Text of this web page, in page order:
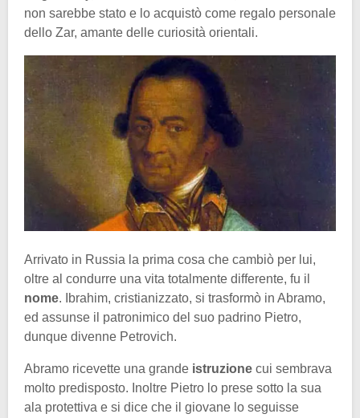
non sarebbe stato e lo acquistò come regalo personale
dello Zar, amante delle curiosità orientali.
Arrivato in Russia la prima cosa che cambiò per lui,
oltre al condurre una vita totalmente differente, fu il
nome. Ibrahim, cristianizzato, si trasformò in Abramo,
ed assunse il patronimico del suo padrino Pietro,
dunque divenne Petrovich.
Abramo ricevette una grande istruzione cui sembrava
molto predisposto. Inoltre Pietro lo prese sotto la sua
ala protettiva e si dice che il giovane lo seguisse